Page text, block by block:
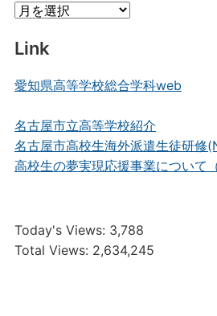
Archive
Link
愛知県高等学校総合学科web
名古屋市立高等学校紹介
名古屋市高校生海外派遣生徒研修
高校生の夢実現応援事業について
Today's Views: 3,788
Total Views: 2,634,245